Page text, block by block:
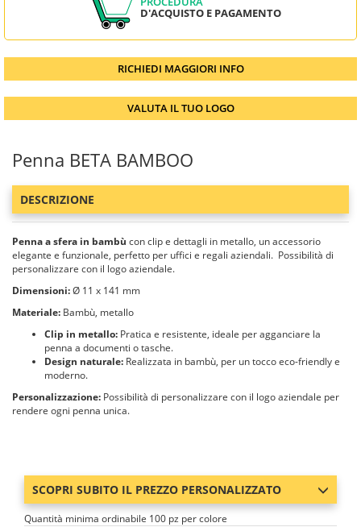
D'ACQUISTO E PAGAMENTO
RICHIEDI MAGGIORI INFO
VALUTA IL TUO LOGO
Penna BETA BAMBOO
DESCRIZIONE
Penna a sfera in bambù con clip e dettagli in metallo, un accessorio
elegante e funzionale, perfetto per uffici e regali aziendali. Possibilità di
personalizzare con il logo aziendale.
Dimensioni:Ø 11 x 141 mm
Materiale: Bambù, metallo
Clip in metallo: Pratica e resistente, ideale per agganciare la
penna a documenti o tasche.
Design naturale: Realizzata in bambù, per un tocco eco-friendly e
moderno.
Personalizzazione: Possibilità di personalizzare con il logo aziendale per
rendere ogni penna unica.
SCOPRI SUBITO IL PREZZO PERSONALIZZATO
Quantità minima ordinabile 100 pz per colore